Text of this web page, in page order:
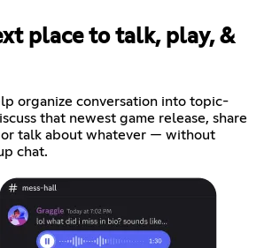
place to talk, play, &
organize conversation into topic-
that newest game release, share
talk about whatever — without
chat.